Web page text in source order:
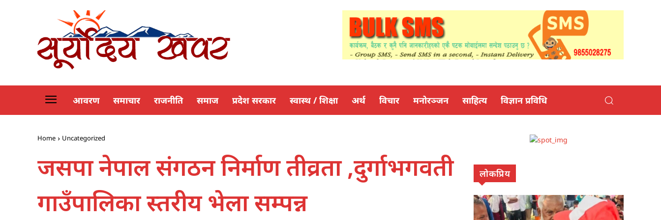
आवरण समाचार राजनीति समाज प्रदेश सरकार स्वास्थ / शिक्षा अर्थ विचार मनोरञ्जन साहित्य विज्ञान प्रविधि
Home Uncategorized
जसपा नेपाल संगठन निर्माण तीव्रता ,दुर्गाभगवती
गाउँपालिका स्तरीय भेला सम्पन्न
लोकप्रिय